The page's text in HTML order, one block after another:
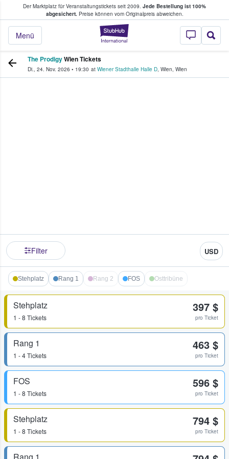
Der Marktplatz für Veranstaltungstickets seit 2009. Jede Bestellung ist 100%
abgesichert.Preise können vom Originalpreis abweichen.
StubHub - Wo
Menü
Tickets kaufen & verkaufen
The ProdigyWien Tickets
Di., 24. Nov. 2026 • 19:30 at Wiener Stadthalle Halle D, Wien, Wien
Filter USD
Stehplatz Rang 1 Rang 2 FOS Osttribüne
Stehplatz
1 - 8 Tickets
397 $
pro Ticket
Rang 1
1 - 4 Tickets
463 $
pro Ticket
FOS
1 - 8 Tickets
596 $
pro Ticket
Stehplatz
1 - 8 Tickets
794 $
pro Ticket